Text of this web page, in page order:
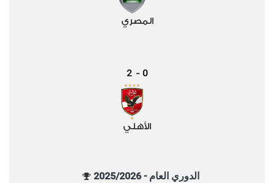
المصري
0
-
2
الأهلي
الدوري العام - 2025/2026